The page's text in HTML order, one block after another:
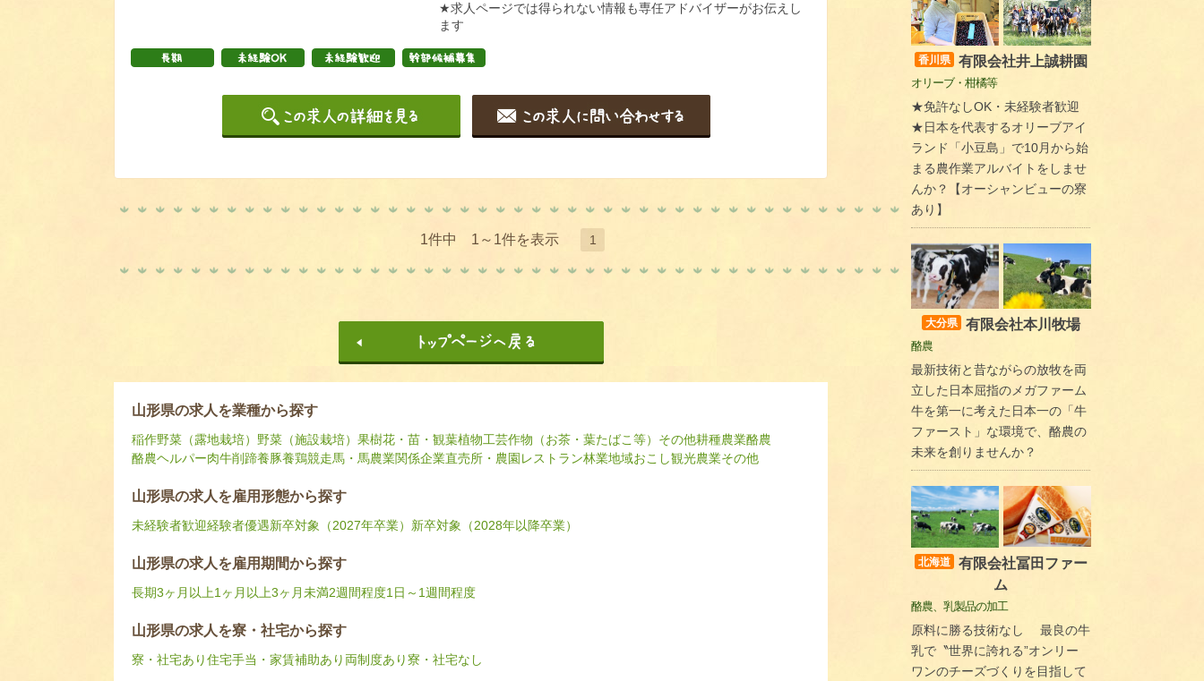
★求人ページでは得られない情報も専任アドバイザーがお伝えし
ます
1件中 1～1件を表示 1
山形県の求人を業種から探す
稲作野菜（露地栽培） 野菜（施設栽培） 果樹花・苗・観葉植物工芸作物（お茶・葉たばこ等） その他耕種農業酪農
酪農ヘルパー肉牛削蹄養豚養鶏競走馬・馬農業関係企業直売所・農園レストラン林業地域おこし観光農業その他
山形県の求人を雇用形態から探す
未経験者歓迎経験者優遇新卒対象（2027年卒業） 新卒対象（2028年以降卒業）
山形県の求人を雇用期間から探す
長期3ヶ月以上1ヶ月以上3ヶ月未満2週間程度1日～1週間程度
山形県の求人を寮・社宅から探す
寮・社宅あり住宅手当・家賃補助あり 両制度あり寮・社宅なし
香川県 有限会社井上誠耕園
オリーブ・柑橘等
★免許なしOK・未経験者歓迎
★日本を代表するオリーブアイ
ランド「小豆島」で10月から始
まる農作業アルバイトをしませ
んか？【オーシャンビューの寮
あり】
大分県 有限会社本川牧場
酪農
最新技術と昔ながらの放牧を両
立した日本屈指のメガファーム
牛を第一に考えた日本一の「牛
ファースト」な環境で、酪農の
未来を創りませんか？
北海道
有限会社冨田ファー
ム
酪農、乳製品の加工
原料に勝る技術なし 最良の牛
乳で〝世界に誇れる”オンリー
ワンのチーズづくりを目指して